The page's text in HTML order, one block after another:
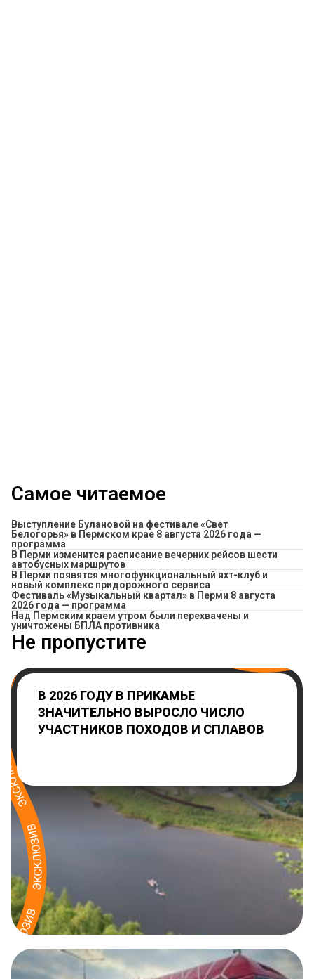
Самое читаемое
Выступление Булановой на фестивале «Свет
Белогорья» в Пермском крае 8 августа 2026 года —
программа
​В Перми изменится расписание вечерних рейсов шести
автобусных маршрутов
В Перми появятся многофункциональный яхт-клуб и
новый комплекс придорожного сервиса
Фестиваль «Музыкальный квартал» в Перми 8 августа
2026 года — программа
Над Пермским краем утром были перехвачены и
уничтожены БПЛА противника
Не пропустите
В 2026 ГОДУ В ПРИКАМЬЕ
ЗНАЧИТЕЛЬНО ВЫРОСЛО ЧИСЛО
УЧАСТНИКОВ ПОХОДОВ И СПЛАВОВ